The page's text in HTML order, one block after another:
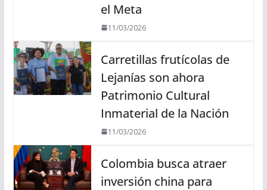
el Meta
11/03/2026
Carretillas frutícolas de
Lejanías son ahora
Patrimonio Cultural
Inmaterial de la Nación
11/03/2026
Colombia busca atraer
inversión china para